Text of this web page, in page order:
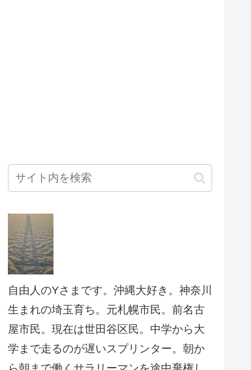
自由人のYさまです。沖縄大好き。神奈川
生まれの埼玉育ち。元札幌市民。前名古
屋市民。現在は世田谷区民。中学から大
学まで走るのが遅いスプリンター。朝か